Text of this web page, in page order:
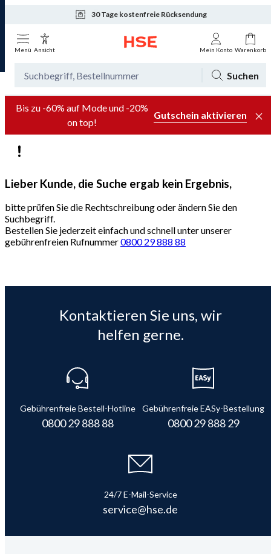
30 Tage kostenfreie Rücksendung
Tagesaktuelle Angebote
Menü Ansicht Mein Konto Warenkorb
Suchen
Bis zu -60% auf Mode und -20%
on top!
Gutschein aktivieren
Lieber Kunde, die Suche ergab kein Ergebnis,
bitte prüfen Sie die Rechtschreibung oder ändern Sie den
Suchbegriff.
Bestellen Sie jederzeit einfach und schnell unter unserer
gebührenfreien Rufnummer0800 29 888 88
Kontaktieren Sie uns, wir
helfen gerne.
Gebührenfreie Bestell-Hotline
0800 29 888 88
Gebührenfreie EASy-Bestellung
0800 29 888 29
24/7 E-Mail-Service
service@hse.de